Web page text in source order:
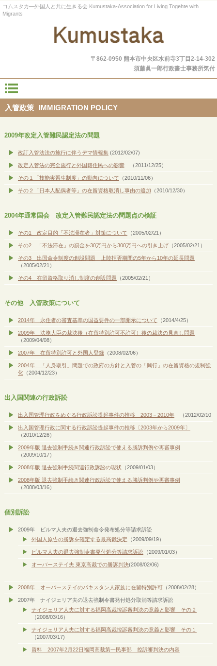
コムスタカ―外国人と共に生きる会 Kumustaka-Association for Living Togehte with
Migrants
〒862-0950 熊本市中央区水前寺3丁目2-14-302
須藤眞一郎行政書士事務所気付
入管政策 IMMIGRATION POLICY
2009年改定入管難民認定法の問題
改訂入管法法の施行に伴うデマ情報集(2012/02/07)
改定入管法の完全施行と外国籍住民への影響（2011/12/25）
その１「技能実習生制度」の動向について （2010/11/06）
その２「日本人配偶者等」の在留資格取消し事由の追加 （2010/12/30）
2004年通常国会 改定入管難民認定法の問題点の検証
その1 改定目的「不法滞在者」対策について （2005/02/21）
その2 「不法滞在」の罰金を30万円から300万円への引き上げ（2005/02/21）
その3 出国命令制度の創設問題 上陸拒否期間の5年から10年の延長問題
（2005/02/21）
その4 在留資格取り消し制度の創設問題 （2005/02/21）
その他 入管政策について
2014年 永住者の審査基準の国益要件の一部開示について （2014/4/25）
2009年 法務大臣の裁決後（在留特別許可不許可）後の裁決の見直し問題
（2009/04/08）
2007年 在留特別許可と外国人登録（2008/02/06）
2004年 「人身取引」問題での政府の方針と入管の「興行」の在留資格の規制強
化（2004/12/23）
出入国関連の行政訴訟
出入国管理行政をめぐる行政訴訟提起事件の推移 2003－2010年（2012/02/10
出入国管理行政に関する行政訴訟提起事件の推移〔2003年から2009年〕
（2010/12/26）
2009年版 退去強制手続き関連行政訴訟で使える勝訴判例や再審事例
（2009/10/17）
2008年版 退去強制手続関連行政訴訟の現状 （2009/01/03）
2008年版 退去強制手続き関連行政訴訟で使える勝訴判例や再審事例
（2008/03/16）
個別訴訟
2009年 ビルマ人夫の退去強制命令発布処分等請求訴訟
外国人原告の勝訴を確定する最高裁決定 （2009/09/19）
ビルマ人夫の退去強制令書発付処分等請求訴訟（2009/01/03）
オーバーステイ夫 東京高裁での勝訴判決(2008/02/06)
2008年 オーバーステイのパキスタン人家族に在留特別許可（2008/02/28）
2007年 ナイジェリア夫の退去強制令書発付処分取消等請求訴訟
ナイジェリア人夫に対する福岡高裁控訴審判決の意義と影響 その２
（2008/03/16）
ナイジェリア人夫に対する福岡高裁控訴審判決の意義と影響 その１
（2007/03/17)
資料 2007年2月22日福岡高裁第一民事部 控訴審判決の内容